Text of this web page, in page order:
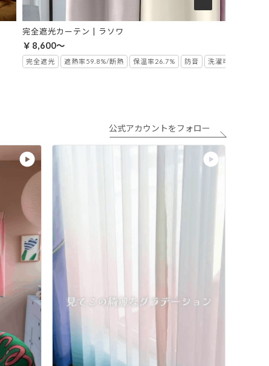
完全遮光カーテン | ラソワ
￥8,600～
完全遮光 遮熱率59.8%/断熱 保温率26.7% 防音 洗濯可
公式アカウントをフォロー